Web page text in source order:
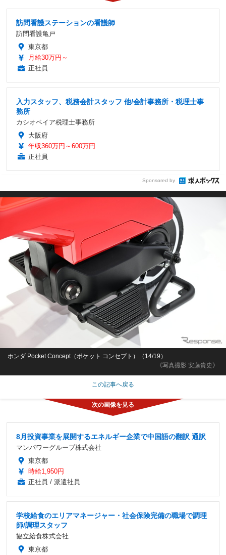
訪問看護ステーションの看護師
訪問看護亀戸
東京都
月給30万円～
正社員
入力スタッフ、税務会計スタッフ 他/会計事務所・税理士事
務所
カシオペイア税理士事務所
大阪府
年収360万円～600万円
正社員
Sponsored by
《写真撮影 安藤貴史》
ホンダ Pocket Concept（ポケット コンセプト）（14/19）
この記事へ戻る
8月投資事業を展開するエネルギー企業で中国語の翻訳 通訳
マンパワーグループ株式会社
東京都
時給1,950円
正社員 / 派遣社員
学校給食のエリアマネージャー・社会保険完備の職場で調理
師/調理スタッフ
協立給食株式会社
東京都